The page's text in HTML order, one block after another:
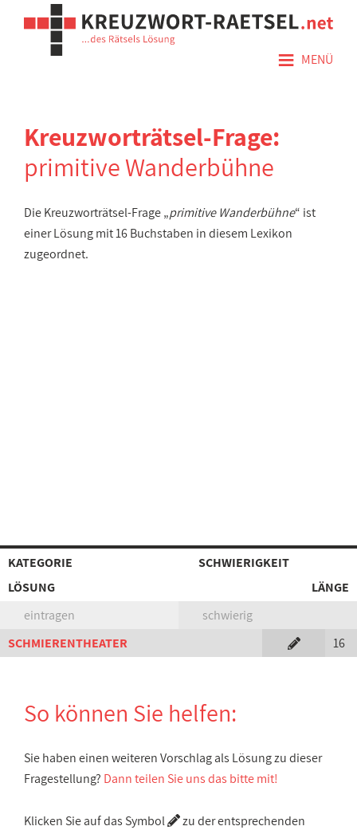
≡ MENÜ
Kreuzworträtsel-Frage:
primitive Wanderbühne
Die Kreuzworträtsel-Frage „primitive Wanderbühne“ ist
einer Lösung mit 16 Buchstaben in diesem Lexikon
zugeordnet.
KATEGORIE
SCHWIERIGKEIT
LÖSUNG
LÄNGE
eintragen
schwierig
SCHMIERENTHEATER
16
So können Sie helfen:
Sie haben einen weiteren Vorschlag als Lösung zu dieser
Fragestellung? Dann teilen Sie uns das bitte mit!
Klicken Sie auf das Symbol
zu der entsprechenden